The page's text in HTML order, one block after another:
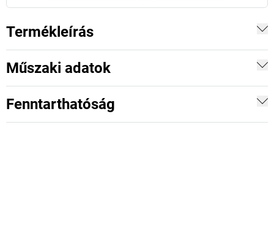
Termékleírás
Műszaki adatok
Fenntarthatóság